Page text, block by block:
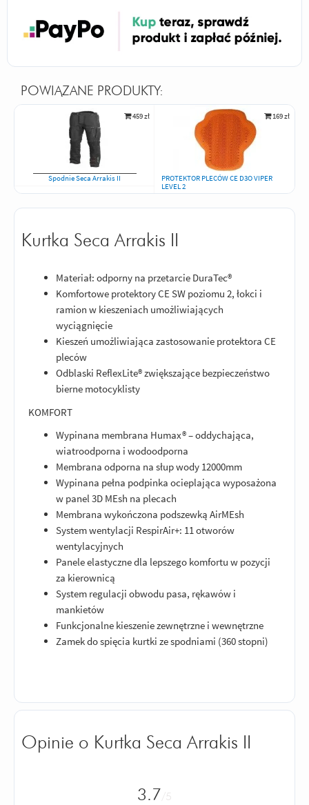
POWIĄZANE PRODUKTY:
459 zł
Spodnie Seca Arrakis II
169 zł
PROTEKTOR PLECÓW CE D3O VIPER
LEVEL 2
Kurtka Seca Arrakis II
Materiał: odporny na przetarcie DuraTec®
Komfortowe protektory CE SW poziomu 2, łokci i
ramion w kieszeniach umożliwiających
wyciągnięcie
Kieszeń umożliwiająca zastosowanie protektora CE
pleców
Odblaski ReflexLite® zwiększające bezpieczeństwo
bierne motocyklisty
KOMFORT
Wypinana membrana Humax® – oddychająca,
wiatroodporna i wodoodporna
Membrana odporna na słup wody 12000mm
Wypinana pełna podpinka ocieplająca wyposażona
w panel 3D MEsh na plecach
Membrana wykończona podszewką AirMEsh
System wentylacji RespirAir+: 11 otworów
wentylacyjnych
Panele elastyczne dla lepszego komfortu w pozycji
za kierownicą
System regulacji obwodu pasa, rękawów i
mankietów
Funkcjonalne kieszenie zewnętrzne i wewnętrzne
Zamek do spięcia kurtki ze spodniami (360 stopni)
Opinie o Kurtka Seca Arrakis II
3.7 /5